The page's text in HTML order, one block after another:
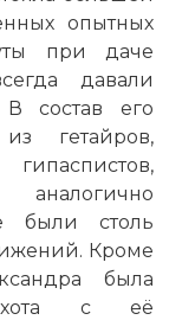
опытных
при даче
давали
состав его
гетайров,
были столь
Кроме
была
с её